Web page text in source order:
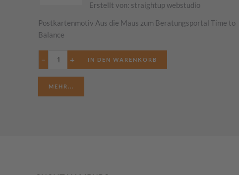
Erstellt von: straightup webstudio
Postkartenmotiv Aus die Maus zum Beratungsportal Time to
Balance
− +
MEHR...